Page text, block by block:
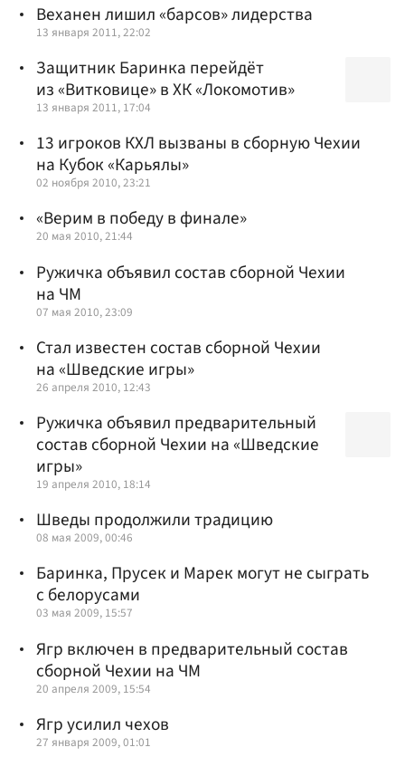
Веханен лишил «барсов» лидерства
13 января 2011, 22:02
Защитник Баринка перейдёт
из «Витковице» в ХК «Локомотив»
13 января 2011, 17:04
13 игроков КХЛ вызваны в сборную Чехии
на Кубок «Карьялы»
02 ноября 2010, 23:21
«Верим в победу в финале»
20 мая 2010, 21:44
Ружичка объявил состав сборной Чехии
на ЧМ
07 мая 2010, 23:09
Стал известен состав сборной Чехии
на «Шведские игры»
26 апреля 2010, 12:43
Ружичка объявил предварительный
состав сборной Чехии на «Шведские
игры»
19 апреля 2010, 18:14
Шведы продолжили традицию
08 мая 2009, 00:46
Баринка, Прусек и Марек могут не сыграть
с белорусами
03 мая 2009, 15:57
Ягр включен в предварительный состав
сборной Чехии на ЧМ
20 апреля 2009, 15:54
Ягр усилил чехов
27 января 2009, 01:01